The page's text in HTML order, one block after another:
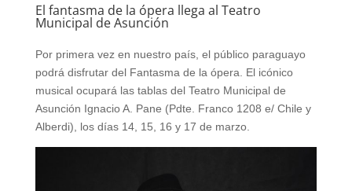
El fantasma de la ópera llega al Teatro
Municipal de Asunción
Por primera vez en nuestro país, el público paraguayo
podrá disfrutar del Fantasma de la ópera. El icónico
musical ocupará las tablas del Teatro Municipal de
Asunción Ignacio A. Pane (Pdte. Franco 1208 e/ Chile y
Alberdi), los días 14, 15, 16 y 17 de marzo.